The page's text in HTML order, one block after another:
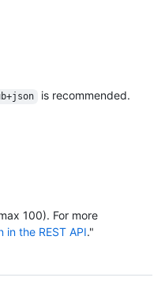
is recommended.
100). For more
in the REST API."